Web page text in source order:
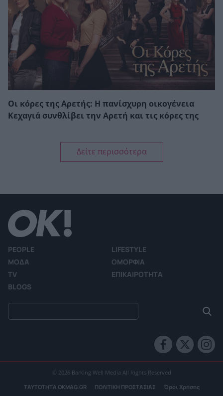
Οι κόρες της Αρετής: Η πανίσχυρη οικογένεια
Κεχαγιά συνθλίβει την Αρετή και τις κόρες της
Δείτε περισσότερα
PEOPLE
LIFESTYLE
ΜΟΔΑ
ΟΜΟΡΦΙΑ
TV
ΕΠΙΚΑΙΡΟΤΗΤΑ
BLOGS
© 2026 Barking Well Media All Rights Reserved
ΤΑΥΤΟΤΗΤΑ OKMAG.GR ΠΟΛΙΤΙΚΗ ΠΡΟΣΤΑΣΙΑΣ Όροι Χρήσης